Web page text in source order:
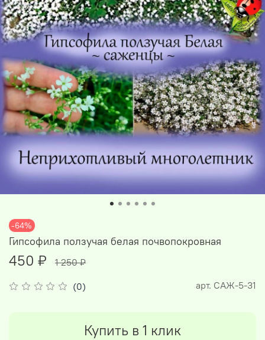
-64%
(0) арт. САЖ-5-31
Гипсофила ползучая белая почвопокровная
450 ₽ 1 250 ₽
Купить в 1 клик